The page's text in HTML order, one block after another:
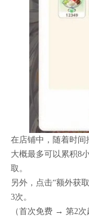
在店铺中，随着时间
大概最多可以累积8
取。
另外，点击“额外获
3次。
（首次免费 → 第2次